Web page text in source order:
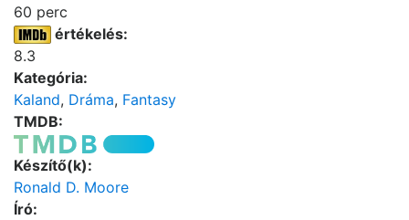
60 perc
értékelés:
8.3
Kategória:
Kaland, Dráma, Fantasy
TMDB:
Készítő(k):
Ronald D. Moore
Író: